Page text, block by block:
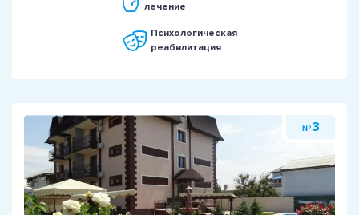
лечение
Психологическая
реабилитация
№ 3